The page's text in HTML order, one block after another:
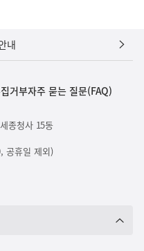
내
거부자주 묻는 질문(FAQ)
종청사 15동
공휴일 제외)